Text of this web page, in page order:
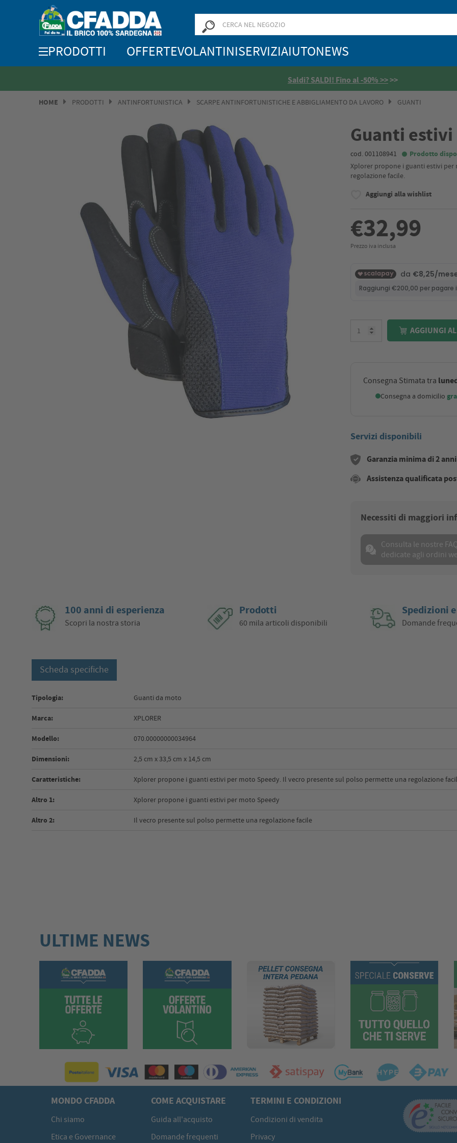
PRODOTTI OFFERTEVOLANTINISERVIZIAIUTONEWS
Saldi? SALDI! Fino al -50% >>>>
HOME PRODOTTI ANTINFORTUNISTICA SCARPE ANTINFORTUNISTICHE E ABBIGLIAMENTO DA LAVORO GUANTI
Guanti
cod. 001108941 Prodotto
Xplorer propone i guanti estivi
regolazione facile.
Aggiungi alla wishlist
€32,99
Prezzo iva inclusa
AGGIUNGI
Consegna Stimata tra
Consegna a domicilio
Servizi disponibili
Garanzia minima di 2
Assistenza qualificata
Necessiti di maggiori
Consulta le nostre
dedicate agli ordini
100 anni di esperienza
Scopri la nostra storia
Prodotti
60 mila articoli disponibili
Spedizioni
Domande
Scheda specifiche
Tipologia: Guanti da moto
Marca: XPLORER
Modello: 070.00000000034964
Dimensioni: 2,5 cm x 33,5 cm x 14,5 cm
Caratteristiche: Xplorer propone i guanti estivi per moto Speedy. Il vecro presente sul polso permette una regolazione
Altro 1: Xplorer propone i guanti estivi per moto Speedy
Altro 2: Il vecro presente sul polso permette una regolazione facile
ULTIME NEWS
MONDO CFADDA
Chi siamo
Etica e Governance
COME ACQUISTARE
Guida all'acquisto
Domande frequenti
TERMINI E CONDIZIONI
Condizioni di vendita
Privacy